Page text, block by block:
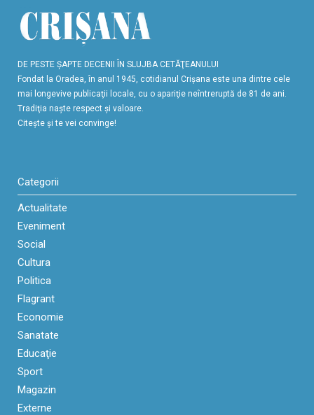
DE PESTE ŞAPTE DECENII ÎN SLUJBA CETĂŢEANULUI
Fondat la Oradea, în anul 1945, cotidianul Crişana este una dintre cele
mai longevive publicaţii locale, cu o apariţie neîntreruptă de 81 de ani.
Tradiţia naşte respect şi valoare.
Citeşte şi te vei convinge!
Categorii
Actualitate
Eveniment
Social
Cultura
Politica
Flagrant
Economie
Sanatate
Educaţie
Sport
Magazin
Externe